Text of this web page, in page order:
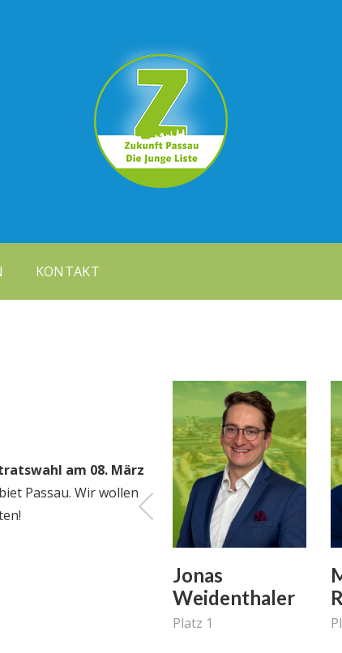
KONTAKT
am 08. März
Passau. Wir wollen
Jonas
Weidenthaler
Platz 1